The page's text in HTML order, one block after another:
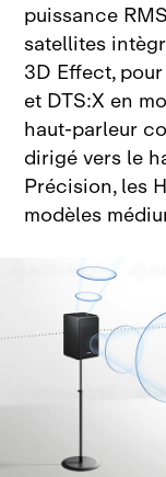
puissance
satellites
3D Effect,
et DTS:X en
haut‑parleur
dirigé vers le
Précision, les
modèles